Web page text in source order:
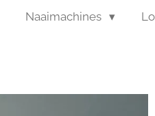
Naaimachines